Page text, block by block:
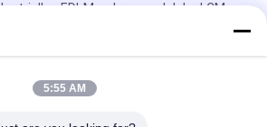
EDI-Membranmodul der LCM-
LXM45Z-5 Für Elektronik-, Lebensmittel-
5:55 AM